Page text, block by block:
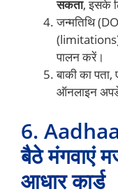
सकता, इसके
जन्मतिथि
(limitations)
पालन करें।
बाकी का
ऑनलाइन
6.
बैठे मंगवाएं
आधार कार्ड